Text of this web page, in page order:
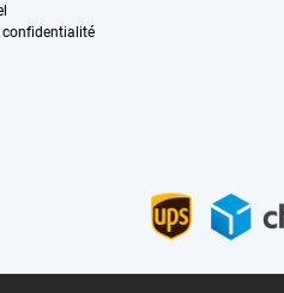
confidentialité